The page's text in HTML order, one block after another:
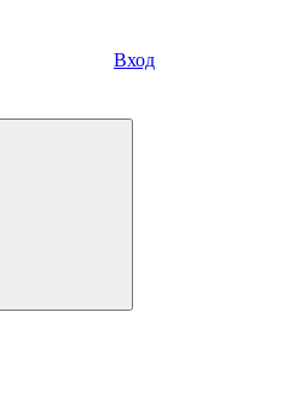
Вход